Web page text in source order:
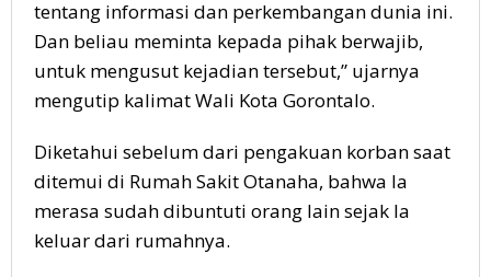
tentang informasi dan perkembangan dunia ini.
Dan beliau meminta kepada pihak berwajib,
untuk mengusut kejadian tersebut,” ujarnya
mengutip kalimat Wali Kota Gorontalo.
Diketahui sebelum dari pengakuan korban saat
ditemui di Rumah Sakit Otanaha, bahwa Ia
merasa sudah dibuntuti orang lain sejak Ia
keluar dari rumahnya.